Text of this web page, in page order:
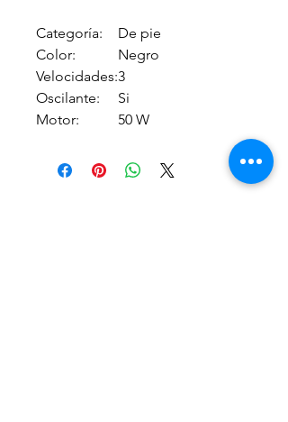
Categoría:
De pie
Color:
Negro
Velocidades:3
Oscilante:
Si
Motor:
50 W